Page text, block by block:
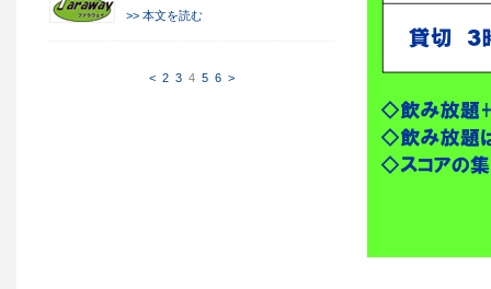
>> 本文を読む
< 2 3 4 5 6 >